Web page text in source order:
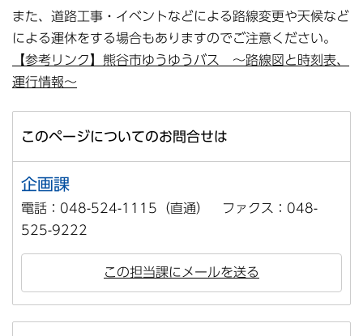
また、道路工事・イベントなどによる路線変更や天候など
による運休をする場合もありますのでご注意ください。
【参考リンク】熊谷市ゆうゆうバス ～路線図と時刻表、
運行情報～
このページについてのお問合せは
企画課
電話：048-524-1115（直通） ファクス：048-
525-9222
この担当課にメールを送る